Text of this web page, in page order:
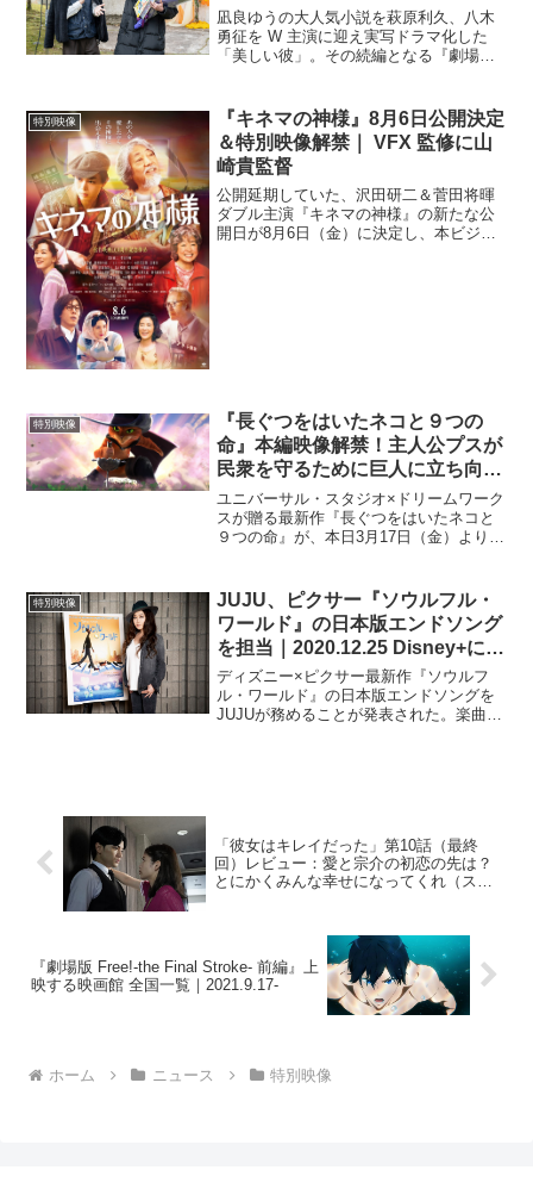
像解禁！
凪良ゆうの⼤⼈気⼩説を萩原利久、⼋⽊
勇征を W 主演に迎え実写ドラマ化した
「美しい彼」。その続編となる『劇場版
ランクアップの瞬間を収めたメイキング
映像が解禁さ...
特別映像
『キネマの神様』8月6日公開決定
＆特別映像解禁｜ VFX 監修に山
崎貴監督
公開延期していた、沢田研二＆菅田将暉
ダブル主演『キネマの神様』の新たな公
開日が8月6日（金）に決定し、本ビジュ
特別映像
『長ぐつをはいたネコと９つの
命』本編映像解禁！主人公プスが
民衆を守るために巨人に立ち向か
う
ユニバーサル・スタジオ×ドリームワーク
スが贈る最新作『長ぐつをはいたネコと
９つの命』が、本日3月17日（金）より
飛び出した、帽子に羽根飾り、マントと
長ぐつがトレードマ...
特別映像
JUJU、ピクサー『ソウルフル・
ワールド』の日本版エンドソング
を担当｜2020.12.25 Disney+にて
配信開始
ディズニー×ピクサー最新作『ソウルフ
ル・ワールド』の日本版エンドソングを
JUJUが務めることが発表された。楽曲は
「彼女はキレイだった」第10話（最終
回）レビュー：愛と宗介の初恋の先は？
とにかくみんな幸せになってくれ（スト
『劇場版 Free!-the Final Stroke- 前編』上
映する映画館 全国一覧｜2021.9.17-
ホーム ニュース 特別映像